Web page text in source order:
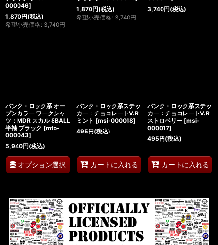
000046]
1,870円(税込)
希望小売価格 : 3,740円
1,870円(税込)
希望小売価格 : 3,740円
3,740円(税込)
パンク・ロック系 オー
プンカラー ワークシャ
ツ：MDR スカル 8BALL
半袖 ブラック [mto-
000043]
5,940円(税込)
オプション選択
パンク・ロック系ステッ
カー：チョコレートV.R
ミント [msi-000018]
495円(税込)
カートに入れる
パンク・ロック系ステッ
カー：チョコレートV.R
ストロベリー [msi-
000017]
495円(税込)
カートに入れる